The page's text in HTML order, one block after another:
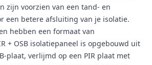
zijn voorzien van een tand- en
een betere afsluiting van je isolatie.
hebben een formaat van
+ OSB isolatiepaneel is opgebouwd uit
plaat, verlijmd op een PIR plaat met